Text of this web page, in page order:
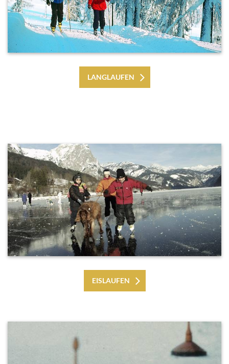
LANGLAUFEN
EISLAUFEN